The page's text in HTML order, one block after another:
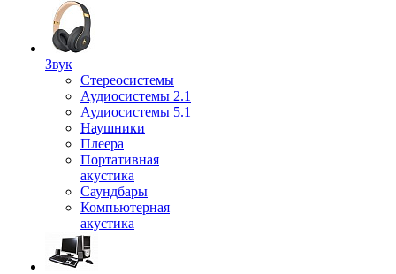
Звук
Стереосистемы
Аудиосистемы 2.1
Аудиосистемы 5.1
Наушники
Плеера
Портативная
акустика
Саундбары
Компьютерная
акустика